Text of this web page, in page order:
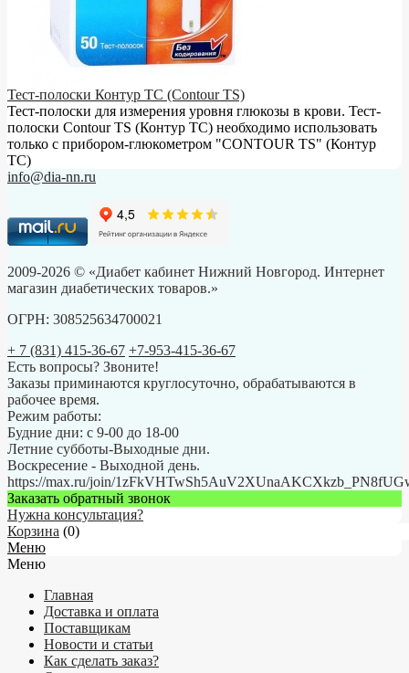
Тест-полоски Контур ТС (Contour TS)
Тест-полоски для измерения уровня глюкозы в крови. Тест-
полоски Contour TS (Контур ТС) необходимо использовать
только с прибором-глюкометром "CONTOUR TS" (Контур
ТС)
info@dia-nn.ru
2009-2026 © «Диабет кабинет Нижний Новгород. Интернет
магазин диабетических товаров.»
ОГРН: 308525634700021
+ 7 (831) 415-36-67 +7-953-415-36-67
Есть вопросы? Звоните!
Заказы приминаются круглосуточно, обрабатываются в
рабочее время.
Режим работы:
Будние дни: с 9-00 до 18-00
Летние субботы-Выходные дни.
Воскресение - Выходной день.
https://max.ru/join/
Заказать обратный звонок
Нужна консультация?
Корзина (0)
Меню
Меню
Главная
Доставка и оплата
Поставщикам
Новости и статьи
Как сделать заказ?